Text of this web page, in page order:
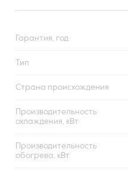
Гарантия, год
Тип
Страна происхождения
Производительность
охлаждения, кВт
Производительность
обогрева, кВт